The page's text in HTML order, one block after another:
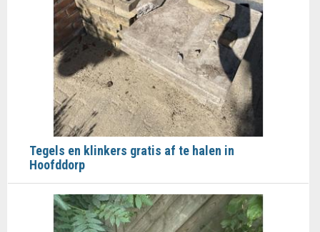
Tegels en klinkers gratis af te halen in
Hoofddorp